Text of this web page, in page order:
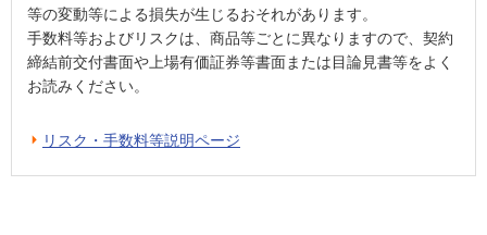
等の変動等による損失が生じるおそれがあります。
手数料等およびリスクは、商品等ごとに異なりますので、契約
締結前交付書面や上場有価証券等書面または目論見書等をよく
お読みください。
リスク・手数料等説明ページ